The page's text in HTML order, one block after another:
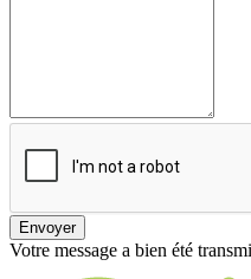
Envoyer
Votre message a bien été